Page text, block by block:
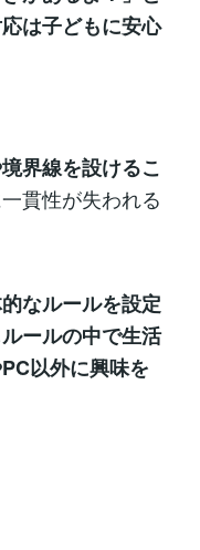
は子どもに安心
界線を設けるこ
貫性が失われる
なルールを設定
ルールの中で生活
以外に興味を